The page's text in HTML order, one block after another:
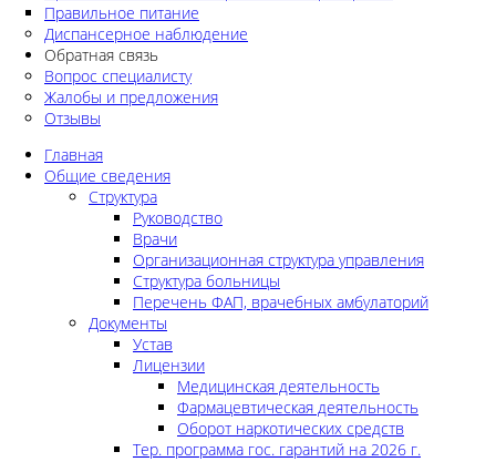
Правильное питание
Диспансерное наблюдение
Обратная связь
Вопрос специалисту
Жалобы и предложения
Отзывы
Главная
Общие сведения
Структура
Руководство
Врачи
Организационная структура управления
Структура больницы
Перечень ФАП, врачебных амбулаторий
Документы
Устав
Лицензии
Медицинская деятельность
Фармацевтическая деятельность
Оборот наркотических средств
Тер. программа гос. гарантий на 2026 г.